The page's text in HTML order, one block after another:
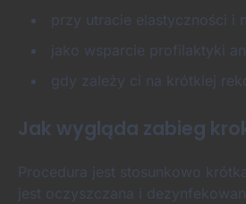
przy utracie elastyczności i
jako wsparcie profilaktyki
gdy zależy ci na krótkiej
Jak wygląda zabieg
Procedura jest stosunkowo
jest oczyszczana i